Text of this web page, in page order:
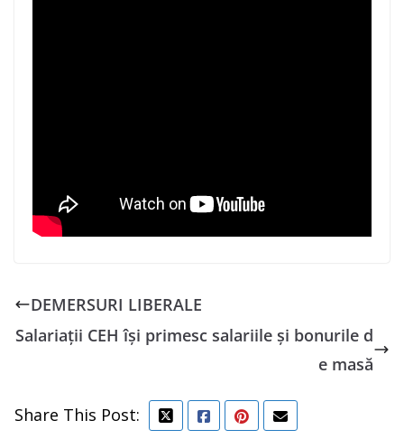
DEMERSURI LIBERALE
Salariații CEH își primesc salariile și bonurile d
e masă
Share This Post: